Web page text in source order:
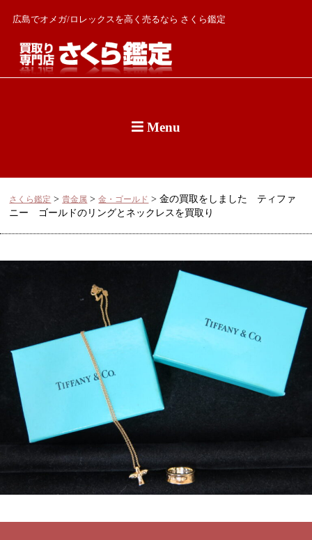
広島でオメガ/ロレックスを高く売るなら さくら鑑定
Menu
さくら鑑定 >貴金属 >金・ゴールド >金の買取をしました ティファ
ニー ゴールドのリングとネックレスを買取り